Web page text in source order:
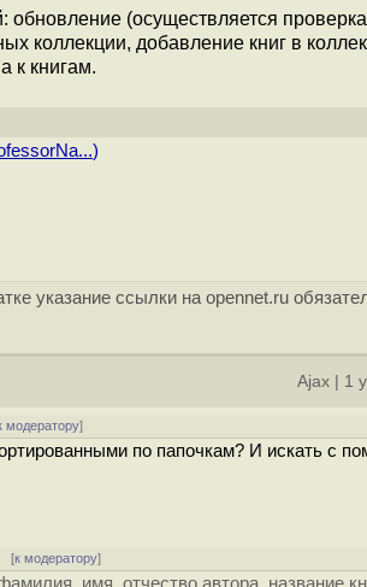
(осуществляется
коллекции, добавление книг в
к книгам.
)
указание ссылки на opennet.ru
Ajax 1
модератору]
по папочкам? И искать с
[к модератору]